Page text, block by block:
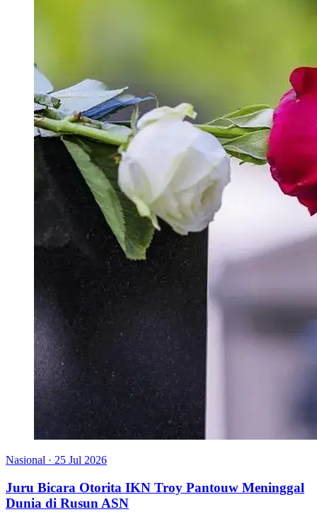
Nasional · 25 Jul 2026
Juru Bicara Otorita IKN Troy Pantouw Meninggal
Dunia di Rusun ASN